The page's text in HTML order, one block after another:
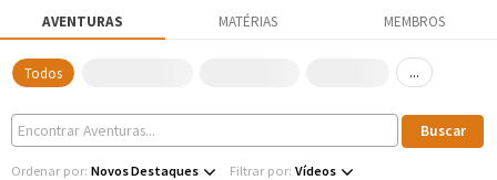
AVENTURAS MATÉRIAS MEMBROS
Todos ...
Ordenar por: Novos Destaques Filtrar por: Vídeos